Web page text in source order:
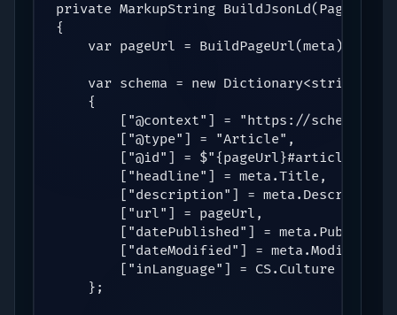
private MarkupString
{
    var pageUrl = BuildPageUrl(meta);
var schema = new Dictionary<string,
    {
["@context"] = "https://
        ["@type"] = "Article",
        ["@id"] = $"{pageUrl}#article",
        ["headline"] = meta.Title,
["description"] =
        ["url"] = pageUrl,
["datePublished"] =
["dateModified"] =
        ["inLanguage"] = CS.Culture
    };